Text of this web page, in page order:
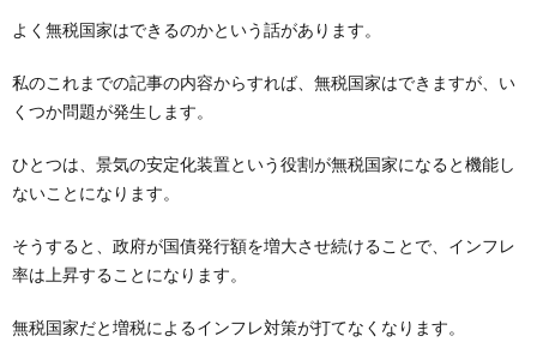
よく無税国家はできるのかという話があります。
私のこれまでの記事の内容からすれば、無税国家はできますが、い
くつか問題が発生します。
ひとつは、景気の安定化装置という役割が無税国家になると機能し
ないことになります。
そうすると、政府が国債発行額を増大させ続けることで、インフレ
率は上昇することになります。
無税国家だと増税によるインフレ対策が打てなくなります。